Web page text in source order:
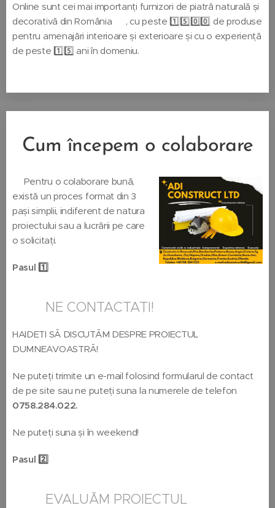
Online sunt cei mai importanți furnizori de piatră naturală și
decorativă din România 🇷🇴, cu peste 1️⃣5️⃣0️⃣0️⃣ de produse
pentru amenajări interioare și exterioare și cu o experiență
de peste 1️⃣5️⃣ ani în domeniu.
Cum începem o colaborare
🤚🏻Pentru o colaborare bună,
există un proces format din 3
pași simplii, indiferent de natura
proiectului sau a lucrării pe care
o solicitați.
Pasul 1️⃣
📞📩NE CONTACTAȚI!
HAIDEȚI SĂ DISCUTĂM DESPRE PROIECTUL
DUMNEAVOASTRĂ!
Ne puteți trimite un e-mail folosind formularul de contact
de pe site sau ne puteți suna la numerele de telefon
0758.284.022.
Ne puteți suna și în weekend!
Pasul 2️⃣
👷🏼‍♂️📑EVALUĂM PROIECTUL